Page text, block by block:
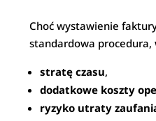
Choć wystawienie
standardowa procedura,
stratę czasu,
dodatkowe koszty
ryzyko utraty